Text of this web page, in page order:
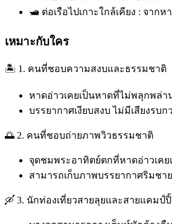
🛥️ ต่อเรือไปเกาะใกล้เคียง : จาก
เหมาะกับใคร
🏝️ 1. คนที่ชอบความสงบและธรรมชาติ
หาดอ่าวเคยเป็นหาดที่ไม่พลุกพล่า
บรรยากาศเงียบสงบ ไม่มีเสียงรบ
🌅 2. คนที่ชอบถ่ายภาพวิวธรรมชาติ
จุดชมพระอาทิตย์ตกที่หาดอ่าวเค
สามารถเก็บภาพบรรยากาศริมชา
🛶 3. นักท่องเที่ยวสายลุยและสายแคมป์ปิ้